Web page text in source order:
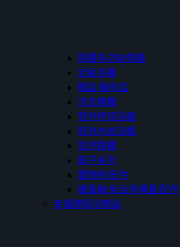
隱藏多功能側櫃
岩板浴櫃
櫃盆/藝術盆
洗衣槽櫃
發泡烤漆浴櫃
發泡木紋浴櫃
發泡鏡櫃
鏡子系列
置物架/配件
暖風機/免治馬桶蓋/配件
幸福牌衛浴精品